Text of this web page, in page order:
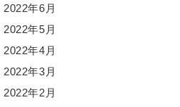
2022年6月
2022年5月
2022年4月
2022年3月
2022年2月